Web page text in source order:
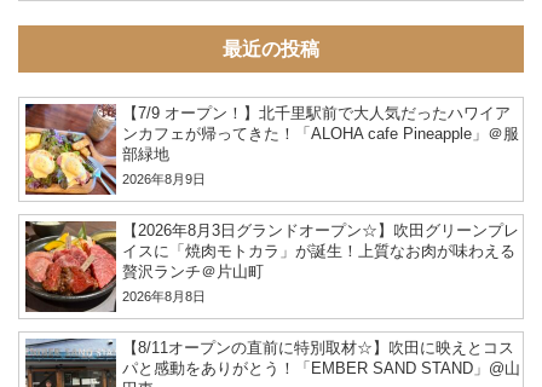
最近の投稿
【7/9 オープン！】北千里駅前で大人気だったハワイア
ンカフェが帰ってきた！「ALOHA cafe Pineapple」＠服
部緑地
2026年8月9日
【2026年8月3日グランドオープン☆】吹田グリーンプレ
イスに「焼肉モトカラ」が誕生！上質なお肉が味わえる
贅沢ランチ＠片山町
2026年8月8日
【8/11オープンの直前に特別取材☆】吹田に映えとコス
パと感動をありがとう！「EMBER SAND STAND」@山